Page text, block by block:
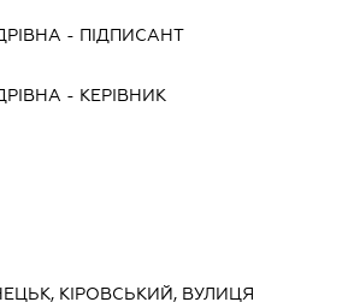
- ПІДПИСАНТ
- КЕРІВНИК
КІРОВСЬКИЙ, ВУЛИЦЯ